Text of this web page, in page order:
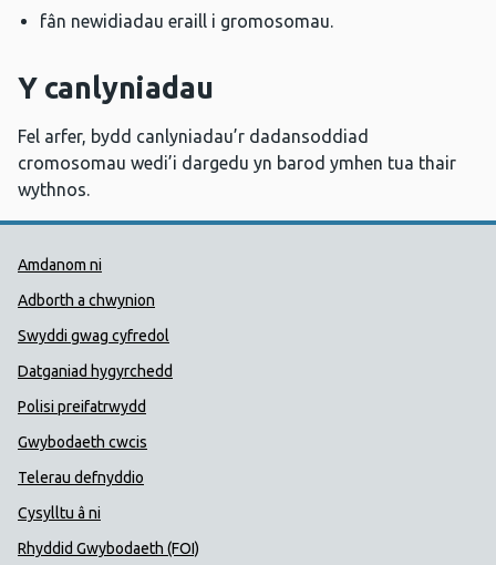
fân newidiadau eraill i gromosomau.
Y canlyniadau
Fel arfer, bydd canlyniadau’r dadansoddiad
cromosomau wedi’i dargedu yn barod ymhen tua thair
wythnos.
Dolenni Cymorth Iechyd
Amdanom ni
Adborth a chwynion
Swyddi gwag cyfredol
Datganiad hygyrchedd
Polisi preifatrwydd
Gwybodaeth cwcis
Telerau defnyddio
Cysylltu â ni
Rhyddid Gwybodaeth (FOI)